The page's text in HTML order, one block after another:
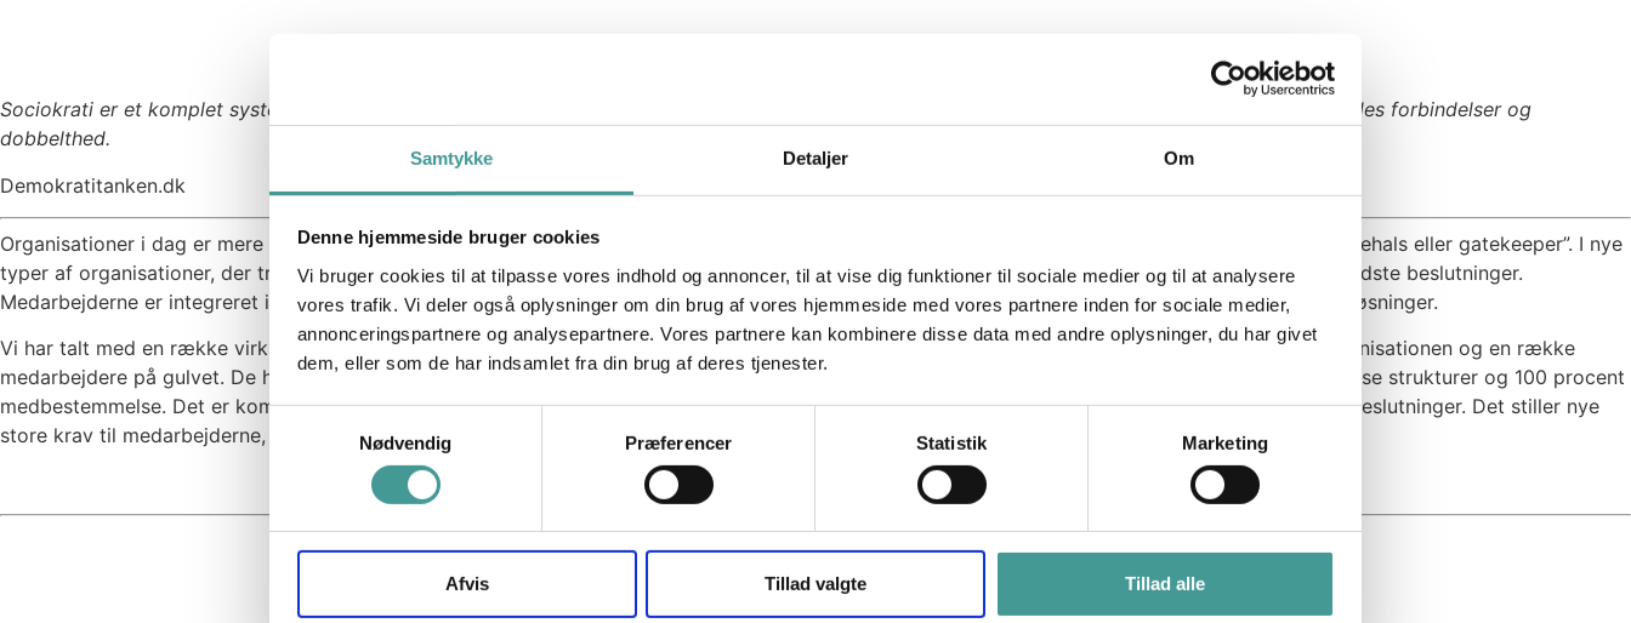
Samtykke Detaljer Om
Denne hjemmeside bruger cookies
Vi bruger cookies til at tilpasse vores indhold og annoncer, til at vise dig funktioner til sociale medier og til at analysere
vores trafik. Vi deler også oplysninger om din brug af vores hjemmeside med vores partnere inden for sociale medier,
annonceringspartnere og analysepartnere. Vores partnere kan kombinere disse data med andre oplysninger, du har givet
dem, eller som de har indsamlet fra din brug af deres tjenester.
Nødvendig
Præferencer Statistik Marketing
Afvis Tillad valgte Tillad alle
Sociokrati er et komplet systemdesign for gennemsigtig organisatorisk styring og struktur, hvor individer og led er organiseret i cirkler med indbyrdes forbindelser og
dobbelthed.
Demokratitanken.dk
Organisationer i dag er mere komplekse end for 15 år siden, og det kalder på nye kompetencer og ledelsesstrukturer, hvor lederen ikke bliver ”flaskehals eller gatekeeper”. I nye
typer af organisationer, der trækker på paradigmer som TEAL og sociokrati er beslutningskraften udliciteret til de specialister, der kan træffe de bedste beslutninger.
Medarbejderne er integreret i ledelsesprocesser, hvor de får 100 procent ansvar i hele processen, sidder for bordenden og er medudviklere af nye løsninger.
Vi har talt med en række virksomheder, som på hver deres måde har droppet den klassiske forestilling om et hierarki med en leder i toppen af organisationen og en række
medarbejdere på gulvet. De har splittet det kendte organisationsdiagram i atomer og arbejder med cirkler, kernegrupper, høringsgrupper, ledelsesløse strukturer og 100 procent
medbestemmelse. Det er komplekse organisationer, offentlige såvel som private med en høj grad af selvledelse, hvor man tør at handle og træffe beslutninger. Det stiller nye
store krav til medarbejderne, og de traditionelle ledere har fået nye roller.
Definition på en TEAL-organisation